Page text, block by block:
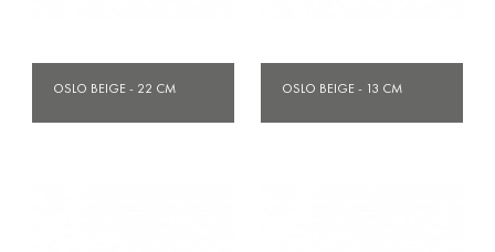
OSLO BEIGE - 22 CM OSLO BEIGE - 13 CM